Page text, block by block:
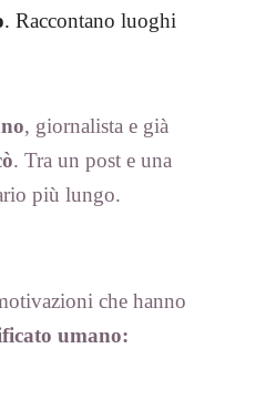
. Raccontano luoghi
, giornalista e già
. Tra un post e una
più lungo.
che hanno
umano: